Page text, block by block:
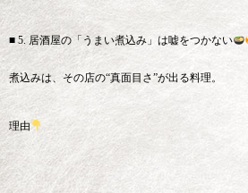
■ 5. 居酒屋の「うまい煮込み」は嘘をつかない
煮込みは、その店の“真面目さ”が出る料理。
理由